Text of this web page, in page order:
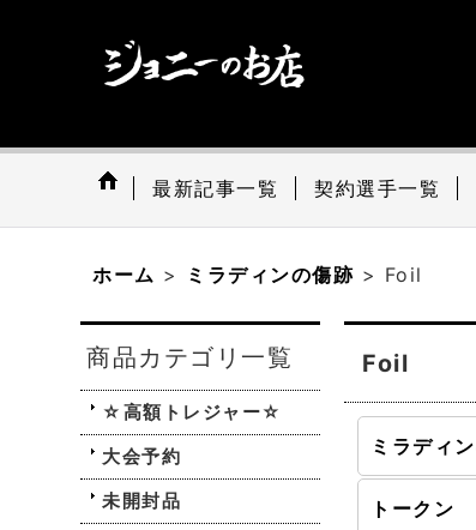
最新記事一覧 契約選手一覧
ホーム > ミラディンの傷跡 > Foil
商品カテゴリ一覧
☆高額トレジャー☆
大会予約
未開封品
Foil
トークン